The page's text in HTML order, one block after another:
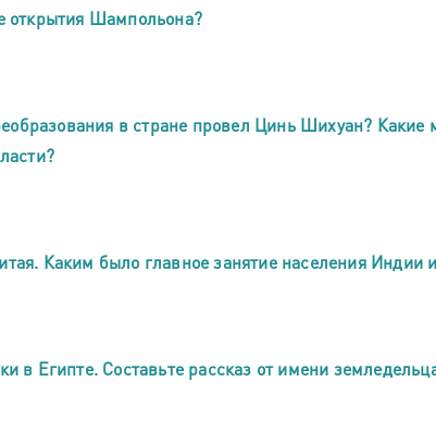
Шампольона?
в стране провел Цинь Шихуан? Какие
Каким было главное занятие населения Индии
в Египте. Составьте рассказ от имени